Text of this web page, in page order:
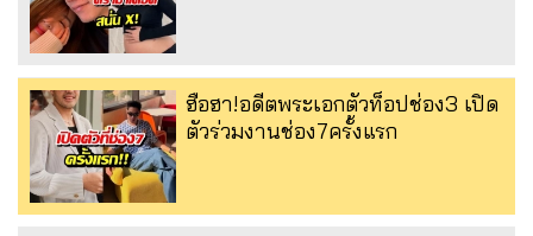
ฮือฮา!อดีตพระเอกตัวท็อปช่อง3 เปิด
ตัวร่วมงานช่อง7ครั้งแรก